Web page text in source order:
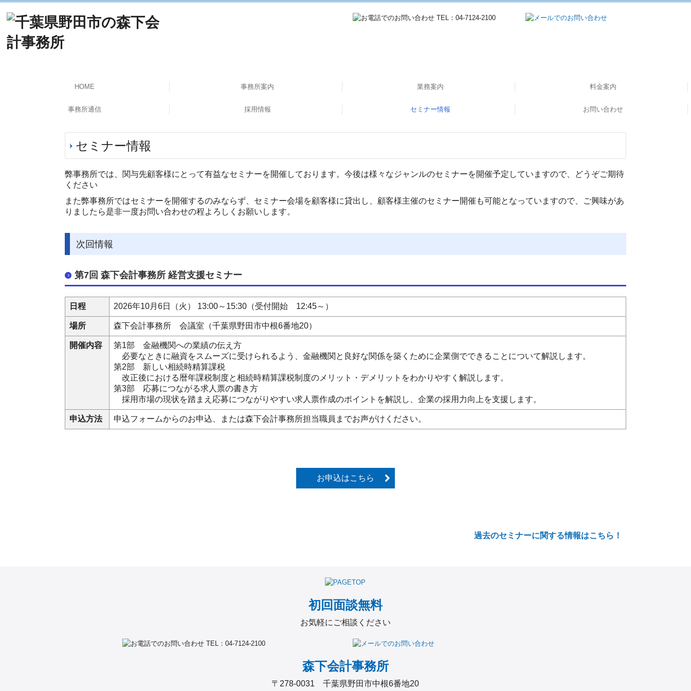
HOME 事務所案内 業務案内
税務・会計
相続・事業承継
企業のDX化支援
医療関係の皆様へ
社会福祉法人の皆様へ
公益法人の皆様へ
料金案内
事務所通信 採用情報
職員インタビュー
データで見る森下会計
募集要項
応募フォーム
セミナー情報
過去のセミナー
お問い合わせ
セミナー情報
弊事務所では、関与先顧客様にとって有益なセミナーを開催しております。今後は様々なジャンルのセミナーを開催予定していますので、どうぞご期待
ください
また弊事務所ではセミナーを開催するのみならず、セミナー会場を顧客様に貸出し、顧客様主催のセミナー開催も可能となっていますので、ご興味があ
りましたら是非一度お問い合わせの程よろしくお願いします。
次回情報
第7回 森下会計事務所 経営支援セミナー
日程 2026年10月6日（火） 13:00～15:30（受付開始 12:45～）
場所 森下会計事務所 会議室（千葉県野田市中根6番地20）
開催内容
第1部 金融機関への業績の伝え方
必要なときに融資をスムーズに受けられるよう、金融機関と良好な関係を築くために企業側でできることについて解説します。
第2部 新しい相続時精算課税
改正後における暦年課税制度と相続時精算課税制度のメリット・デメリットをわかりやすく解説します。
第3部 応募につながる求人票の書き方
採用市場の現状を踏まえ応募につながりやすい求人票作成のポイントを解説し、企業の採用力向上を支援します。
申込方法 申込フォームからのお申込、または森下会計事務所担当職員までお声がけください。
お申込はこちら
過去のセミナーに関する情報はこちら！
初回面談無料
お気軽にご相談ください
森下会計事務所
〒278-0031 千葉県野田市中根6番地20